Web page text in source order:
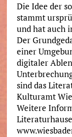
Die Idee der
stammt
und hat auch
Der
einer
digitaler
sind das
Kulturamt
Weitere